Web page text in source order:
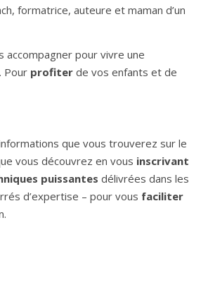
formatrice, auteure et maman d’un
accompagner pour vivre une
. Pour profiter de vos enfants et de
que vous trouverez sur le
vous découvrez en vous inscrivant
puissantes délivrées dans les
d’expertise – pour vous faciliter